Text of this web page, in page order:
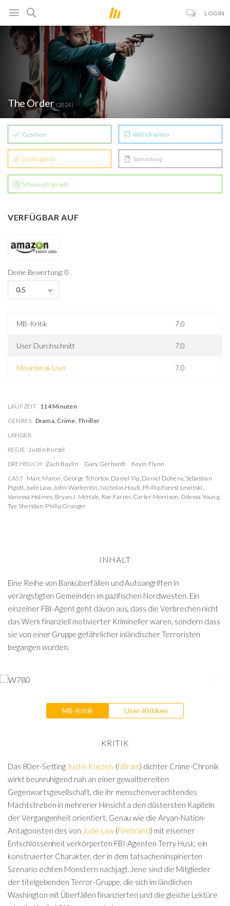
LOGIN
The Order (2024)
Gesehen Will ich sehen
Lieblingsfilm Sammlung
Schaue ich gerade
VERFÜGBAR AUF
Deine Bewertung: 0
0.5
MB-Kritik 7.0
User Durchschnitt 7.0
Moviebreak User 7.0
LAUFZEIT 114 Minuten
GENRES Drama, Crime, Thriller
LÄNDER
REGIE Justin Kurzel
DREHBUCH Zach Baylin Gary Gerhardt
Kevin Flynn
CAST Marc Maron, George Tchortov, Daniel Yip, Daniel Doheny, Sebastian
Pigott, Jude Law,John Warkentin, Nicholas Hoult, Phillip Forest Lewitski,
Vanessa Holmes, Bryan J. McHale, Rae Farrer, Carter Morrison, Odessa Young,
Tye Sheridan, Philip Granger
INHALT
Eine Reihe von Banküberfällen und Autoangriffen in
verängstigten Gemeinden im pazifischen Nordwesten. Ein
einzelner FBI-Agent geht davon aus, dass die Verbrechen nicht
das Werk finanziell motivierter Krimineller waren, sondern dass
sie von einer Gruppe gefährlicher inländischer Terroristen
begangen wurden.
MB-Kritik User-Kritiken
KRITIK
Das 80er-Setting Justin Kurzels (Nitram) dichter Crime-Chronik
wirkt beunruhigend nah an einer gewaltbereiten
Gegenwartsgesellschaft, die ihr menschenverachtendes
Machtstreben in mehrerer Hinsicht a den düstersten Kapiteln
der Vergangenheit orientiert. Genau wie die Aryan-Nation-
Antagonisten des von Jude Law(Firebrand) mit eiserner
Entschlossenheit verkörperten FBI-Agenten Terry Husk; ein
konstruierter Charakter, der in dem tatsacheninspirierten
Szenario echten Monstern nachjagt. Jene sind die Mitglieder
der titelgebenden Terror-Gruppe, die sich im ländlichen
Washington mit Überfällen finanzierten und die gleiche Lektüre